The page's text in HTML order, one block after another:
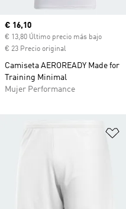
Precio actual
€ 16,10
€ 13,80 Último precio más bajo
€ 23 Precio original
Camiseta AEROREADY Made for
Training Minimal
Mujer Performance